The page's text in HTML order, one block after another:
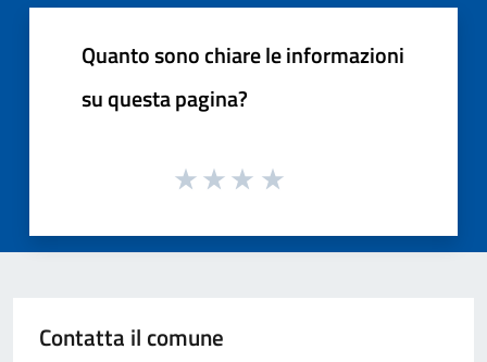
Quanto sono chiare le informazioni
su questa pagina?
Contatta il comune